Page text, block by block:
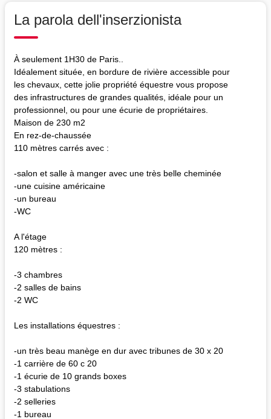
La parola dell'inserzionista
À seulement 1H30 de Paris..
Idéalement située, en bordure de rivière accessible pour
les chevaux, cette jolie propriété équestre vous propose
des infrastructures de grandes qualités, idéale pour un
professionnel, ou pour une écurie de propriétaires.
Maison de 230 m2
En rez-de-chaussée
110 mètres carrés avec :
-salon et salle à manger avec une très belle cheminée
-une cuisine américaine
-un bureau
-WC
A l'étage
120 mètres :
-3 chambres
-2 salles de bains
-2 WC
Les installations équestres :
-un très beau manège en dur avec tribunes de 30 x 20
-1 carrière de 60 c 20
-1 écurie de 10 grands boxes
-3 stabulations
-2 selleries
-1 bureau